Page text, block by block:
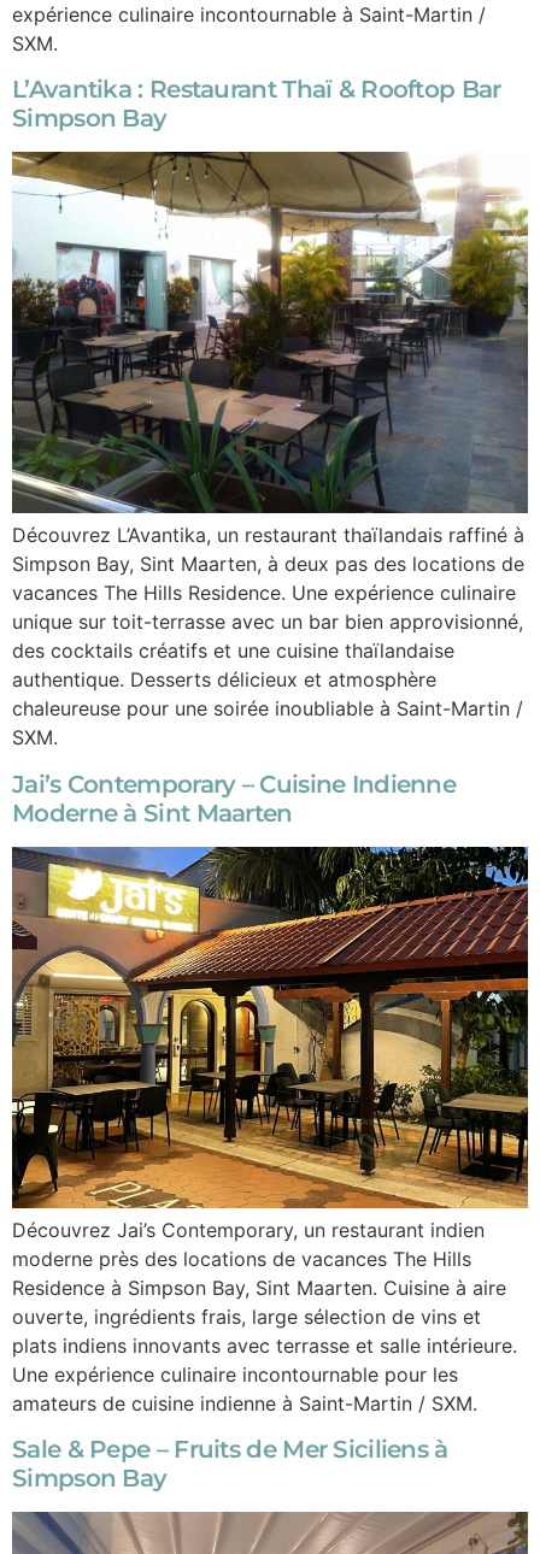
expérience culinaire incontournable à Saint-Martin /
SXM.
L’Avantika : Restaurant Thaï & Rooftop Bar
Simpson Bay
Découvrez L’Avantika, un restaurant thaïlandais raffiné à
Simpson Bay, Sint Maarten, à deux pas des locations de
vacances The Hills Residence. Une expérience culinaire
unique sur toit-terrasse avec un bar bien approvisionné,
des cocktails créatifs et une cuisine thaïlandaise
authentique. Desserts délicieux et atmosphère
chaleureuse pour une soirée inoubliable à Saint-Martin /
SXM.
Jai’s Contemporary – Cuisine Indienne
Moderne à Sint Maarten
Découvrez Jai’s Contemporary, un restaurant indien
moderne près des locations de vacances The Hills
Residence à Simpson Bay, Sint Maarten. Cuisine à aire
ouverte, ingrédients frais, large sélection de vins et
plats indiens innovants avec terrasse et salle intérieure.
Une expérience culinaire incontournable pour les
amateurs de cuisine indienne à Saint-Martin / SXM.
Sale & Pepe – Fruits de Mer Siciliens à
Simpson Bay